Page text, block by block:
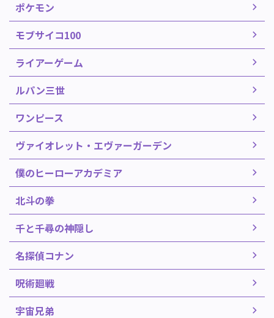
ポケモン
モブサイコ100
ライアーゲーム
ルパン三世
ワンピース
ヴァイオレット・エヴァーガーデン
僕のヒーローアカデミア
北斗の拳
千と千尋の神隠し
名探偵コナン
呪術廻戦
宇宙兄弟